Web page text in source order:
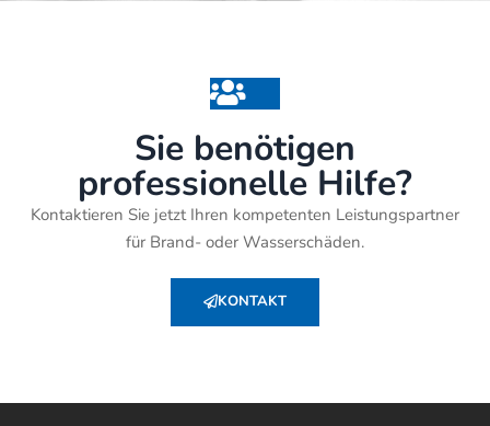
Sie benötigen
professionelle Hilfe?
Kontaktieren Sie jetzt Ihren kompetenten Leistungspartner
für Brand- oder Wasserschäden.
KONTAKT